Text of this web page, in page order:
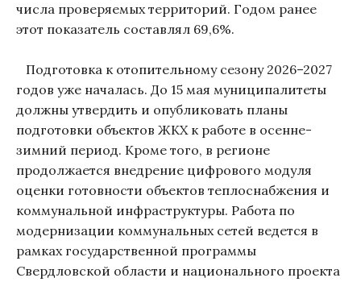
числа проверяемых территорий. Годом ранее
этот показатель составлял 69,6%.
Подготовка к отопительному сезону 2026–2027
годов уже началась. До 15 мая муниципалитеты
должны утвердить и опубликовать планы
подготовки объектов ЖКХ к работе в осенне-
зимний период. Кроме того, в регионе
продолжается внедрение цифрового модуля
оценки готовности объектов теплоснабжения и
коммунальной инфраструктуры. Работа по
модернизации коммунальных сетей ведется в
рамках государственной программы
Свердловской области и национального проекта